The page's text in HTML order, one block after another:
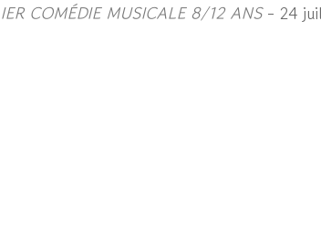
COMÉDIE MUSICALE 8/12 ANS- 24